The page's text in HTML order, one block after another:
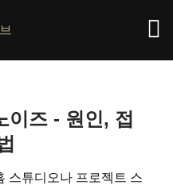
이즈 - 원인, 접
스튜디오나 프로젝트 스